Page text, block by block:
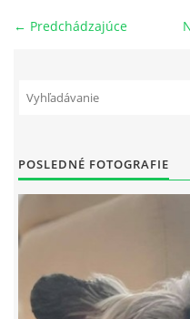
MOJA TVORBA
KONTAKT
← Predchádzajúce
POSLEDNÉ FOTOGRAFIE